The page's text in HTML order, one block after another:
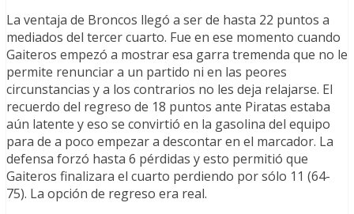
La ventaja de Broncos llegó a ser de hasta 22 puntos a
mediados del tercer cuarto. Fue en ese momento cuando
Gaiteros empezó a mostrar esa garra tremenda que no le
permite renunciar a un partido ni en las peores
circunstancias y a los contrarios no les deja relajarse. El
recuerdo del regreso de 18 puntos ante Piratas estaba
aún latente y eso se convirtió en la gasolina del equipo
para de a poco empezar a descontar en el marcador. La
defensa forzó hasta 6 pérdidas y esto permitió que
Gaiteros finalizara el cuarto perdiendo por sólo 11 (64-
75). La opción de regreso era real.